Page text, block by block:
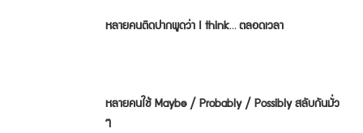
หลายคนติดปากพูดว่า I think… ตลอดเวลา
หลายคนใช้ Maybe / Probably / Possibly สลับกันมั่ว
ๆ